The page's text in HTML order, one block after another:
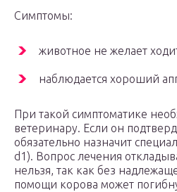
Симптомы:
животное не желает
наблюдается хороший
При такой симптоматике
ветеринару. Если он
обязательно назначит
d1). Вопрос лечения
нельзя, так как без
помощи корова может